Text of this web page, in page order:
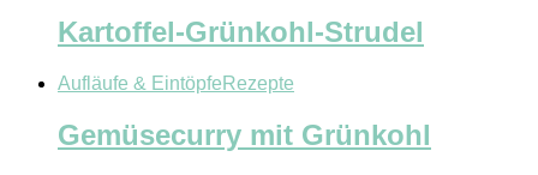
Kartoffel-Grünkohl-Strudel
Aufläufe & Eintöpfe Rezepte
Gemüsecurry mit Grünkohl